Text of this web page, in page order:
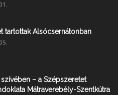
tartottak Alsócsernátonban
– a Szépszeretet
Mátraverebély-Szentkútra